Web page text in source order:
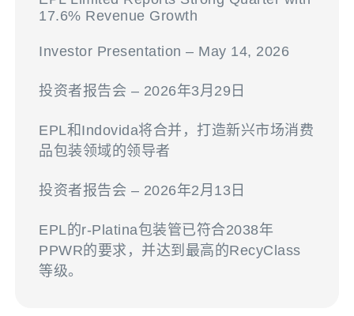
17.6% Revenue Growth
Investor Presentation – May 14, 2026
投资者报告会 – 2026年3月29日
EPL和Indovida将合并，打造新兴市场消费
品包装领域的领导者
投资者报告会 – 2026年2月13日
EPL的r-Platina包装管已符合2038年
PPWR的要求，并达到最高的RecyClass
等级。